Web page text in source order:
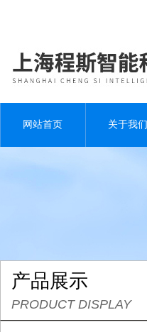
网站首页 关于我们
产品展示
PRODUCT DISPLAY